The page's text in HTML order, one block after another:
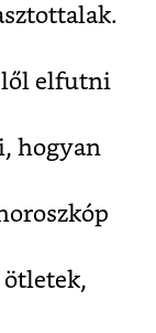
elfutni
hogyan